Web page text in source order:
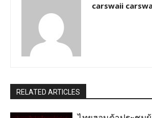
carswaii
RELATED ARTICLES